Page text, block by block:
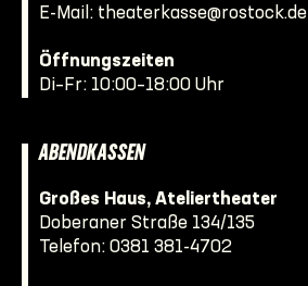
E-Mail: theaterkasse@rostock.de
Öffnungszeiten
Di–Fr: 10:00–18:00 Uhr
ABENDKASSEN
Großes Haus, Ateliertheater
Doberaner Straße 134/135
Telefon: 0381 381-4702